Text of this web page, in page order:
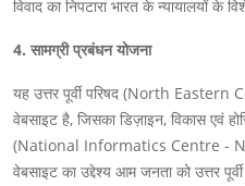
विवाद का निपटारा भारत के न्यायालयों के
4. सामग्री प्रबंधन योजना
यह उत्तर पूर्वी परिषद (North Eastern
वेबसाइट है, जिसका डिज़ाइन, विकास एवं
(National Informatics Centre -
वेबसाइट का उद्देश्य आम जनता को उत्तर